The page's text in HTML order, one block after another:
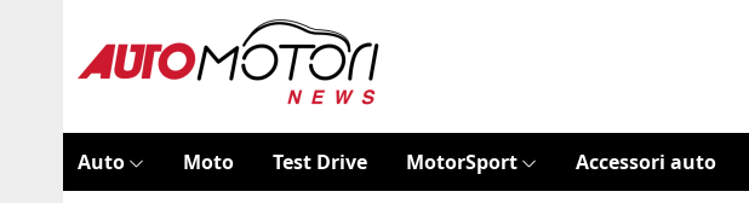
Auto Moto Test Drive MotorSport Accessori auto